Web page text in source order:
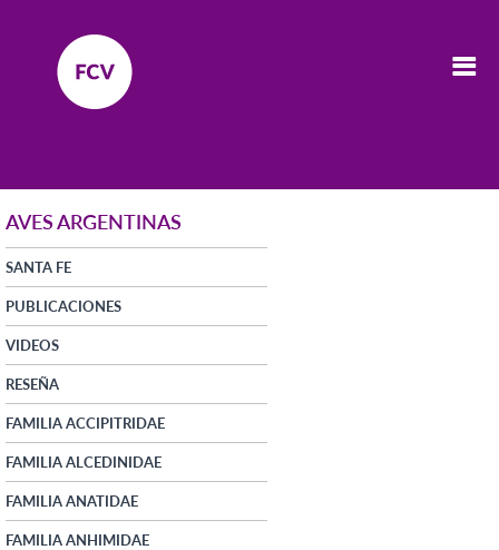
AVES ARGENTINAS
SANTA FE
PUBLICACIONES
VIDEOS
RESEÑA
FAMILIA ACCIPITRIDAE
FAMILIA ALCEDINIDAE
FAMILIA ANATIDAE
FAMILIA ANHIMIDAE